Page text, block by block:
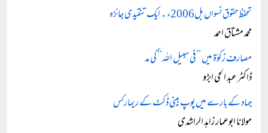
تحفظ حقوق نسواں بل2006ء ۔ ایک تنقیدی جائزہ
محمد مشتاق احمد
مصارف زکوٰۃ میں ’’فی سبیل اللہ‘‘ کی مد
ڈاکٹر عبد الحی ابڑو
جہاد کے بارے میں پوپ بینی ڈکٹ کے ریمارکس
مولانا ابوعمار زاہد الراشدی